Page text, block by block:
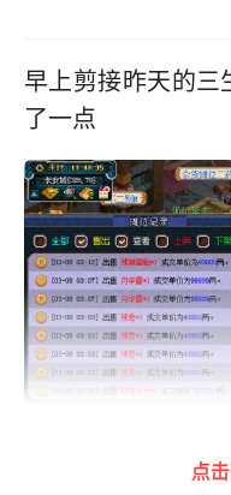
早上剪接昨天的三
了一点
点